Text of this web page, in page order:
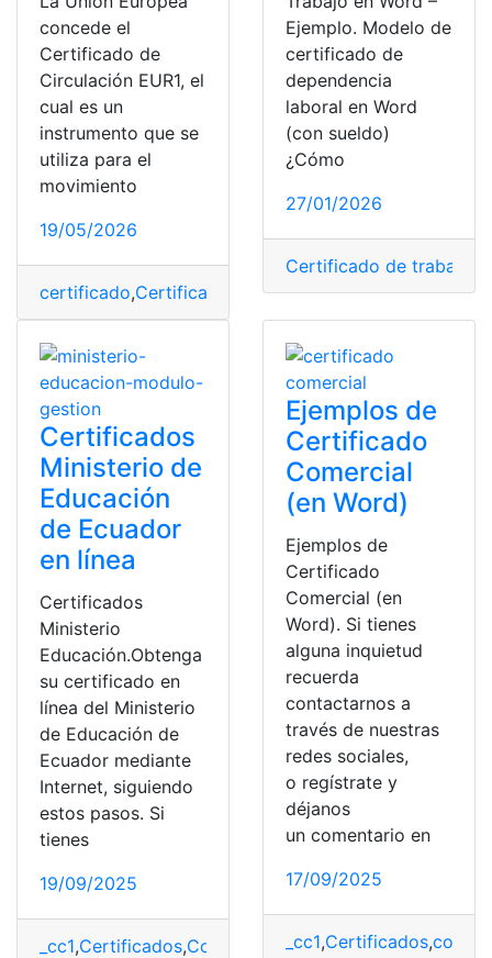
concede el
Certificado de
Circulación EUR1, el
cual es un
instrumento que se
utiliza para el
movimiento
19/05/2026
certificado,Certificados conocimiento,consulta,datos
Ejemplo. Modelo de
certificado de
dependencia
laboral en Word
(con sueldo)
¿Cómo
27/01/2026
Certificado de trabajo
Certificados
Ministerio de
Educación
de Ecuador
en línea
Certificados
Ministerio
Educación.Obtenga
su certificado en
línea del Ministerio
de Educación de
Ecuador mediante
Internet, siguiendo
estos pasos. Si
tienes
19/09/2025
_cc1,Certificados,Consultas Ecuador,Educación,
Ejemplos de
Certificado
Comercial
(en Word)
Ejemplos de
Certificado
Comercial (en
Word). Si tienes
alguna inquietud
recuerda
contactarnos a
través de nuestras
redes sociales,
o regístrate y
déjanos
un comentario en
17/09/2025
_cc1,Certificados,